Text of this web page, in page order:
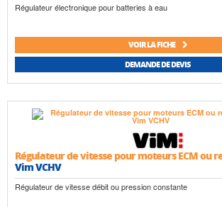
Régulateur électronique pour batteries à eau
VOIR LA FICHE
DEMANDE DE DEVIS
Régulateur de vitesse pour moteurs ECM ou
Vim VCHV
Régulateur de vitesse débit ou pression constante